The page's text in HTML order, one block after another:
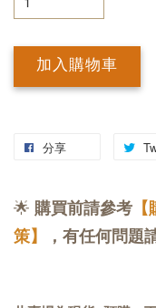
加入購物車
分享
🌟 購買前請參考
策】
，有任何問題